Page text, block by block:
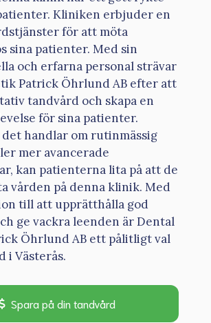
Kliniken erbjuder en
för att möta
sina patienter. Med sin
och erfarna personal strävar
Patrick Öhrlund AB efter att
tandvård och skapa en
för sina patienter.
det handlar om rutinmässig
mer avancerade
kan patienterna lita på att de
vården på denna klinik. Med
till att upprätthålla god
ge vackra leenden är Dental
Öhrlund AB ett pålitligt val
i Västerås.
Spara på din tandvård